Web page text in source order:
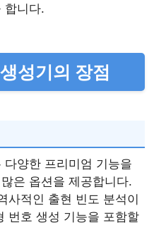
합니다.
성기의 장점
양한 프리미엄 기능을
은 옵션을 제공합니다.
사적인 출현 빈도 분석이
번호 생성 기능을 포함할